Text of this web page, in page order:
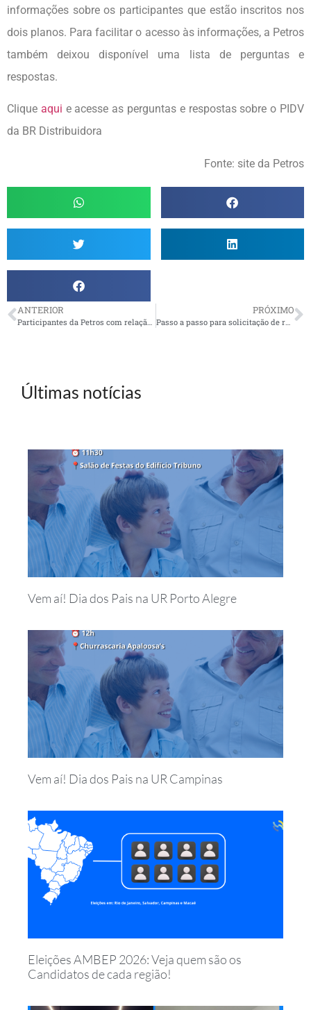
informações sobre os participantes que estão inscritos nos
dois planos. Para facilitar o acesso às informações, a Petros
também deixou disponível uma lista de perguntas e
respostas.
Clique aqui e acesse as perguntas e respostas sobre o PIDV
da BR Distribuidora
Fonte: site da Petros
ANTERIOR PRÓXIMO
Passo a passo para solicitação de reembolso do Benefício Farmácia
Últimas notícias
Vem aí! Dia dos Pais na UR Porto Alegre
Vem aí! Dia dos Pais na UR Campinas
Eleições AMBEP 2026: Veja quem são os
Candidatos de cada região!